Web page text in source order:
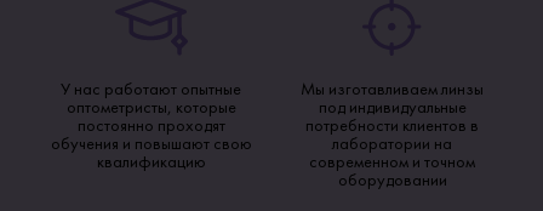
У нас работают опытные
оптометристы, которые
постоянно проходят
обучения и повышают свою
квалификацию
Мы изготавливаем линзы
под индивидуальные
потребности клиентов в
лаборатории на
современном и точном
оборудовании